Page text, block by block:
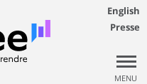
English
Presse
MENU